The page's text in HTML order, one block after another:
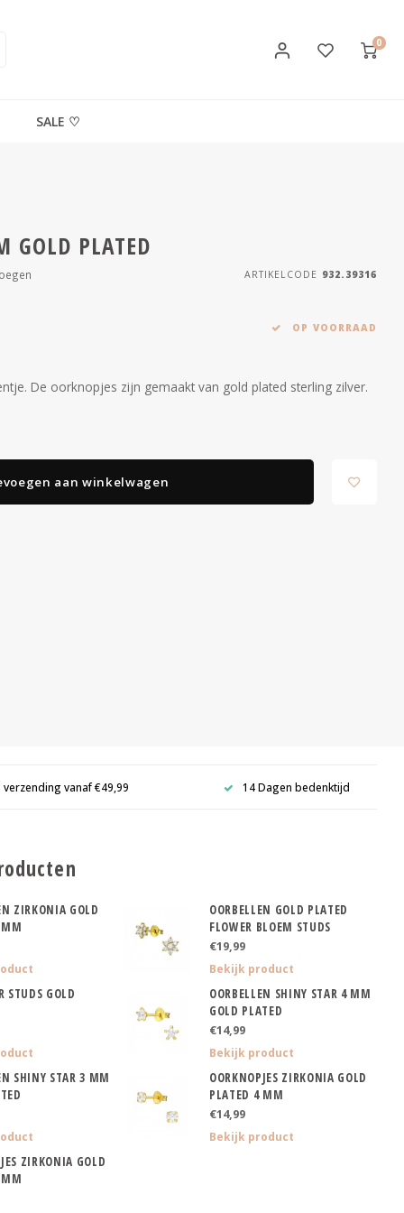
0
SALE ♡
GOLD PLATED
ARTIKELCODE 932.39316
OP VOORRAAD
De oorknopjes zijn gemaakt van gold plated sterling zilver.
aan winkelwagen
verzending vanaf €49,99 14 Dagen bedenktijd
ZIRKONIA GOLD
MM
OORBELLEN GOLD PLATED
FLOWER BLOEM STUDS
€19,99
Bekijk product
STUDS GOLD
OORBELLEN SHINY STAR 4 MM
GOLD PLATED
€14,99
Bekijk product
SHINY STAR 3 MM
OORKNOPJES ZIRKONIA GOLD
PLATED 4 MM
€14,99
Bekijk product
ZIRKONIA GOLD
MM